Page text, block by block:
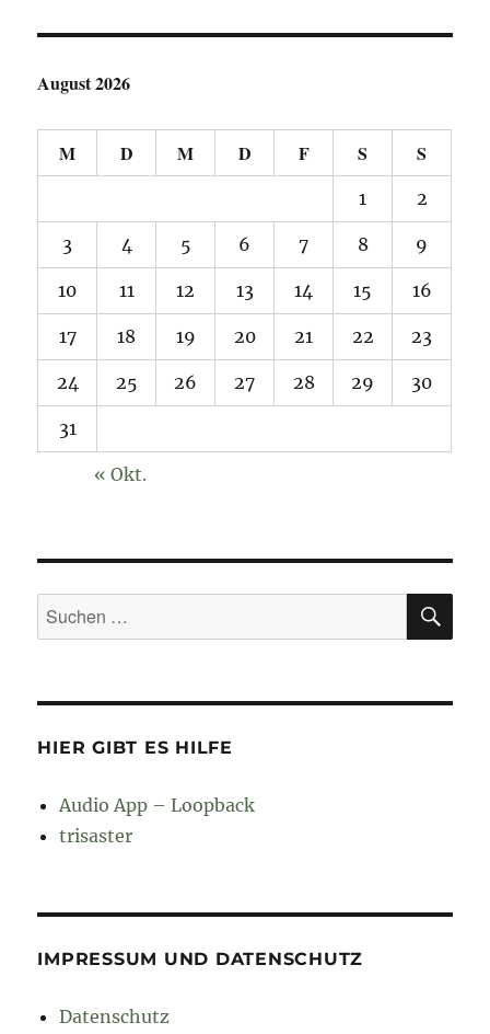
August 2026
M D M D F S S
1 2
3 4 5 6 7 8 9
10 11 12 13 14 15 16
17 18 19 20 21 22 23
24 25 26 27 28 29 30
31
« Okt.
Suchen
nach:
HIER GIBT ES HILFE
Audio App – Loopback
trisaster
IMPRESSUM UND DATENSCHUTZ
Datenschutz